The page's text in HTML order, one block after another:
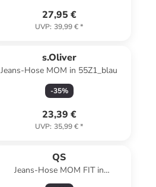
27,95 €
UVP: 39,99 €*
s.Oliver
Jeans-Hose MOM in 55Z1_blau
-35%
23,39 €
UVP: 35,99 €*
QS
Jeans-Hose MOM FIT in
99Z7_schwarz